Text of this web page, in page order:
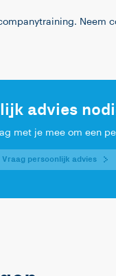
Neem
advies
met je mee om een
Vraag persoonlijk advies